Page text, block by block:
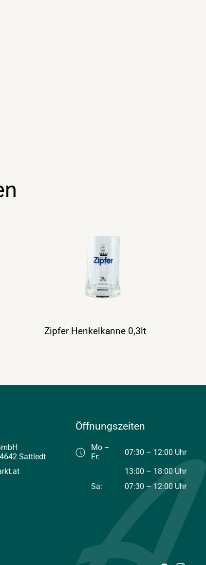
Zipfer Henkelkanne 0,3lt
Sattledt
Öffnungszeiten
Mo –
Fr:
07:30 – 12:00 Uhr
13:00 – 18:00 Uhr
Sa:
07:30 – 12:00 Uhr